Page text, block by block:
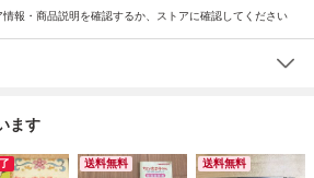
情報・商品説明を確認するか、ストアに確認してください
ます
送料無料 送料無料